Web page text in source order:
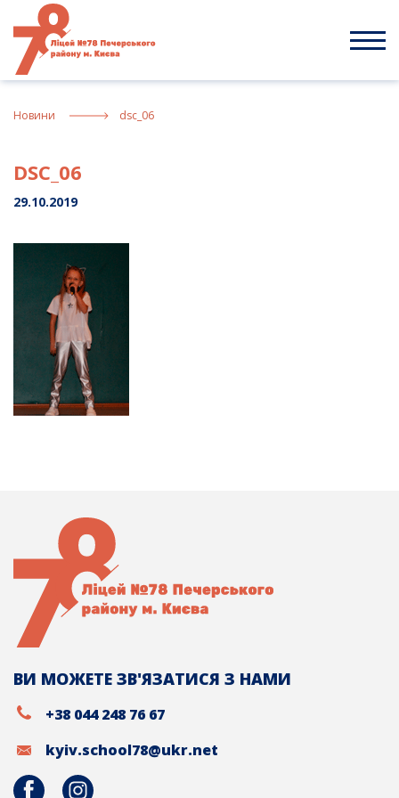
content
Новини dsc_06
DSC_06
29.10.2019
ВИ МОЖЕТЕ ЗВ'ЯЗАТИСЯ З НАМИ
+38 044 248 76 67
kyiv.school78@ukr.net